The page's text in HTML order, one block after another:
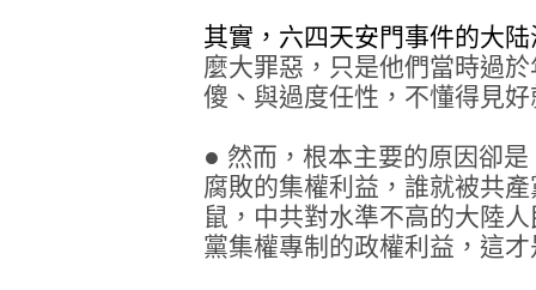
其實，六四天安門事件的大
麼大罪惡，只是他們當時過
傻、與過度任性，不懂得見
● 然而，根本主要的原因卻
腐敗的集權利益，誰就被共
鼠，中共對水準不高的大陸
黨集權專制的政權利益，這